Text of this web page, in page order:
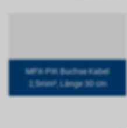
MPX-PIK Buchse Kabel
2,5mm², Länge 30 cm